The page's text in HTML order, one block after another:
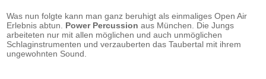
Was nun folgte kann man ganz beruhigt als einmaliges Open Air
Erlebnis abtun. Power Percussion aus München. Die Jungs
arbeiteten nur mit allen möglichen und auch unmöglichen
Schlaginstrumenten und verzauberten das Taubertal mit ihrem
ungewohnten Sound.